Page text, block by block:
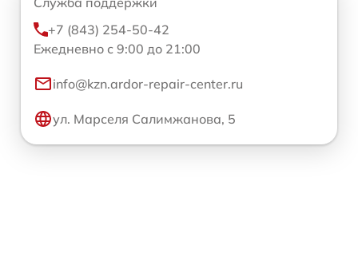
+7 (843) 254-50-42
Ежедневно с 9:00 до 21:00
info@kzn.ardor-repair-center.ru
ул. Марселя Салимжанова, 5